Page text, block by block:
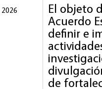
2026
El objeto
Acuerdo
definir e
de